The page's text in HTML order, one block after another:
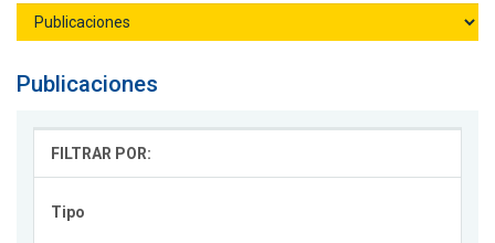
Publicaciones
FILTRAR POR:
Tipo